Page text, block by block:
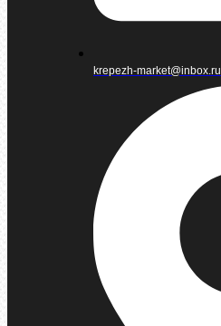
krepezh-market@inbox.ru